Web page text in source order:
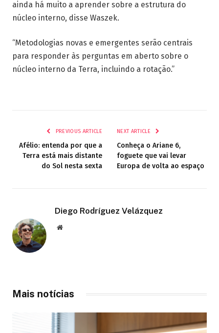
ainda há muito a aprender sobre a estrutura do
núcleo interno, disse Waszek.
“Metodologias novas e emergentes serão centrais
para responder às perguntas em aberto sobre o
núcleo interno da Terra, incluindo a rotação.”
PREVIOUS ARTICLE
Afélio: entenda por que a
Terra está mais distante
do Sol nesta sexta
NEXT ARTICLE
Conheça o Ariane 6,
foguete que vai levar
Europa de volta ao espaço
Diego Rodríguez Velázquez
Website
Mais notícias